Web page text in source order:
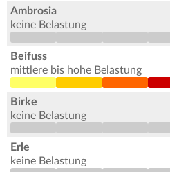
Ambrosia
keine Belastung
Beifuss
mittlere bis hohe Belastung
Birke
keine Belastung
Erle
keine Belastung